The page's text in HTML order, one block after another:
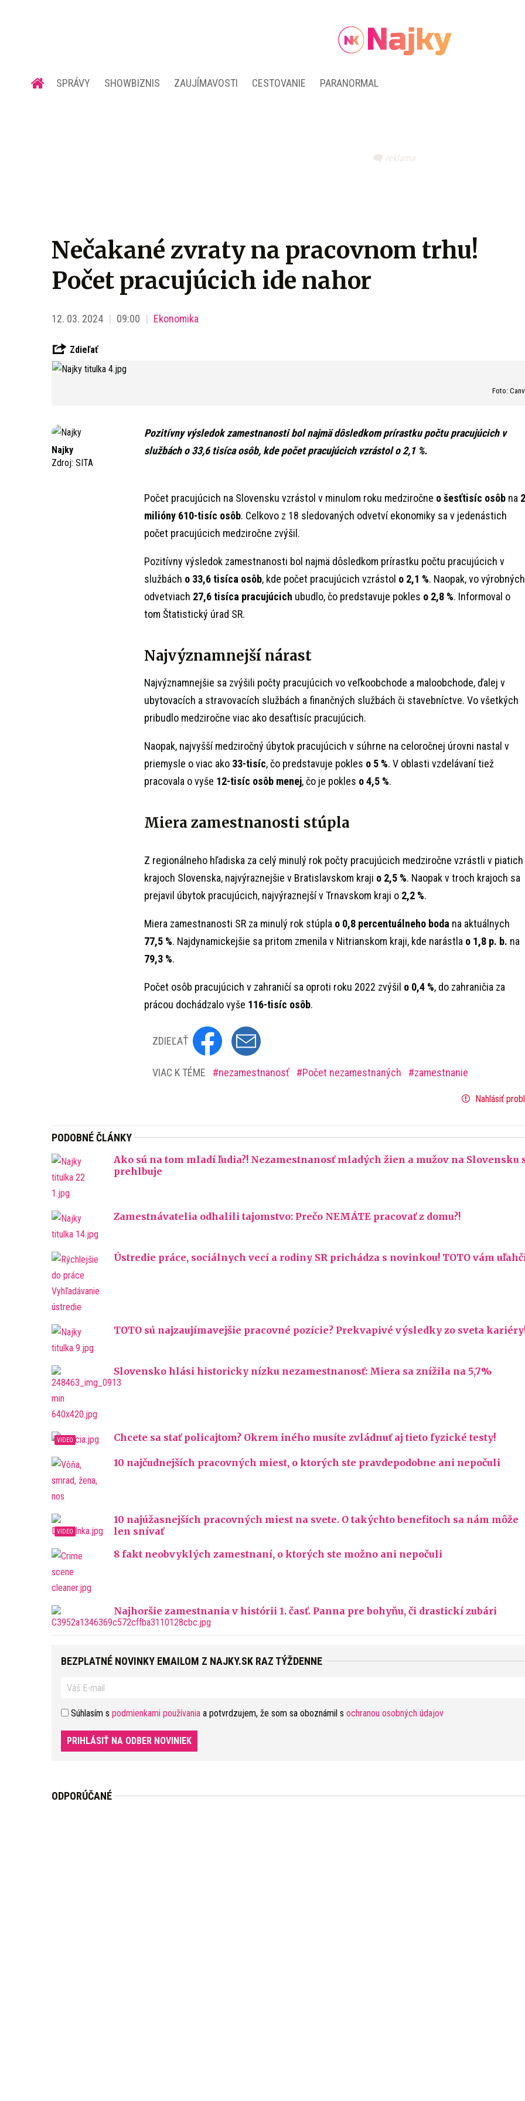
SPRÁVY SHOWBIZNIS ZAUJÍMAVOSTI CESTOVANIE PARANORMAL
Nečakané zvraty na pracovnom trhu!
Počet pracujúcich ide nahor
12. 03. 2024 09:00 Ekonomika
Zdieľať
Foto:
Najky
Zdroj: SITA
Pozitívny výsledok zamestnanosti bol najmä dôsledkom prírastku počtu pracujúcich v
službách o 33,6 tisíca osôb, kde počet pracujúcich vzrástol o 2,1 %.
Počet pracujúcich na Slovensku vzrástol v minulom roku medziročne o šesťtisíc osôb na 2
milióny 610-tisíc osôb. Celkovo z 18 sledovaných odvetví ekonomiky sa v jedenástich
počet pracujúcich medziročne zvýšil.
Pozitívny výsledok zamestnanosti bol najmä dôsledkom prírastku počtu pracujúcich v
službách o 33,6 tisíca osôb, kde počet pracujúcich vzrástol o 2,1 %. Naopak, vo výrobných
odvetviach 27,6 tisíca pracujúcich ubudlo, čo predstavuje pokles o 2,8 %. Informoval o
tom Štatistický úrad SR.
Najvýznamnejší nárast
Najvýznamnejšie sa zvýšili počty pracujúcich vo veľkoobchode a maloobchode, ďalej v
ubytovacích a stravovacích službách a finančných službách či stavebníctve. Vo všetkých
pribudlo medziročne viac ako desaťtisíc pracujúcich.
Naopak, najvyšší medziročný úbytok pracujúcich v súhrne na celoročnej úrovni nastal v
priemysle o viac ako 33-tisíc, čo predstavuje pokles o 5 %. V oblasti vzdelávaní tiež
pracovala o vyše 12-tisíc osôb menej, čo je pokles o 4,5 %.
Miera zamestnanosti stúpla
Z regionálneho hľadiska za celý minulý rok počty pracujúcich medziročne vzrástli v piatich
krajoch Slovenska, najvýraznejšie v Bratislavskom kraji o 2,5 %. Naopak v troch krajoch sa
prejavil úbytok pracujúcich, najvýraznejší v Trnavskom kraji o 2,2 %.
Miera zamestnanosti SR za minulý rok stúpla o 0,8 percentuálneho boda na aktuálnych
77,5 %. Najdynamickejšie sa pritom zmenila v Nitrianskom kraji, kde narástla o 1,8 p. b. na
79,3 %.
Počet osôb pracujúcich v zahraničí sa oproti roku 2022 zvýšil o 0,4 %, do zahraničia za
prácou dochádzalo vyše 116-tisíc osôb.
ZDIEĽAŤ
VIAC K TÉME nezamestnanosť Počet nezamestnaných zamestnanie
Nahlásiť
PODOBNÉ ČLÁNKY
Ako sú na tom mladí ľudia?! Nezamestnanosť mladých žien a mužov na Slovensku
prehlbuje
Zamestnávatelia odhalili tajomstvo: Prečo NEMÁTE pracovať z domu?!
Ústredie práce, sociálnych vecí a rodiny SR prichádza s novinkou! TOTO vám
TOTO sú najzaujímavejšie pracovné pozície? Prekvapivé výsledky zo sveta
Slovensko hlási historicky nízku nezamestnanosť: Miera sa znížila na 5,7%
Chcete sa stať policajtom? Okrem iného musíte zvládnuť aj tieto fyzické testy!
10 najčudnejších pracovných miest, o ktorých ste pravdepodobne ani nepočuli
10 najúžasnejších pracovných miest na svete. O takýchto benefitoch sa nám môže
len snívať
8 fakt neobvyklých zamestnaní, o ktorých ste možno ani nepočuli
Najhoršie zamestnania v histórii 1. časť. Panna pre bohyňu, či drastickí zubári
BEZPLATNÉ NOVINKY EMAILOM Z NAJKY.SK RAZ TÝŽDENNE
Súhlasím s podmienkami používania a potvrdzujem, že som sa oboznámil s ochranou osobných údajov
PRIHLÁSIŤ NA ODBER NOVINIEK
ODPORÚČANÉ